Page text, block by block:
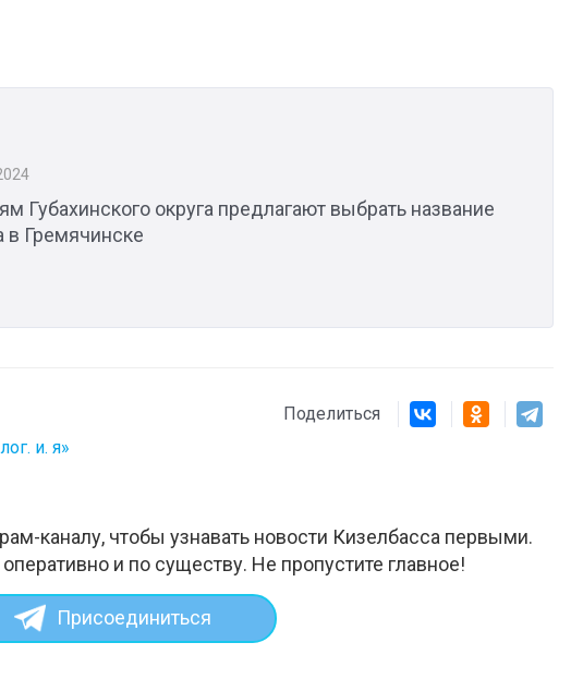
Губахинского округа предлагают выбрать название
в Гремячинске
и. я»
Поделиться
каналу, чтобы узнавать новости Кизелбасса первыми.
и по существу. Не пропустите главное!
Присоединиться